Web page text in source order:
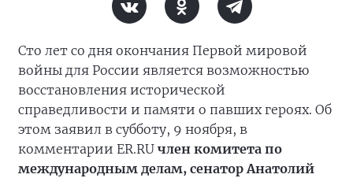
Сто лет со дня окончания Первой мировой
войны для России является возможностью
восстановления исторической
справедливости и памяти о павших героях. Об
этом заявил в субботу, 9 ноября, в
комментарии ER.RU член комитета по
международным делам, сенатор Анатолий